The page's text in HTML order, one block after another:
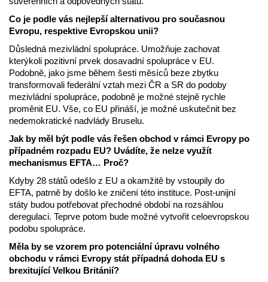
Co je podle vás nejlepší alternativou pro současnou
Evropu, respektive Evropskou unii?
Důsledná mezivládní spolupráce. Umožňuje zachovat
kterýkoli pozitivní prvek dosavadní spolupráce v EU.
Podobně, jako jsme během šesti měsíců beze zbytku
transformovali federální vztah mezi ČR a SR do podoby
mezivládní spolupráce, podobně je možné stejně rychle
proměnit EU. Vše, co EU přináší, je možné uskutečnit bez
nedemokratické nadvlády Bruselu.
Jak by měl být podle vás řešen obchod v rámci Evropy po
případném rozpadu EU? Uvádíte, že nelze využít
mechanismus EFTA… Proč?
Kdyby 28 států odešlo z EU a okamžitě by vstoupily do
EFTA, patrně by došlo ke zničení této instituce. Post-unijní
státy budou potřebovat přechodné období na rozsáhlou
deregulaci. Teprve potom bude možné vytvořit celoevropskou
podobu spolupráce.
Měla by se vzorem pro potenciální úpravu volného
obchodu v rámci Evropy stát případná dohoda EU s
brexitující Velkou Británií?